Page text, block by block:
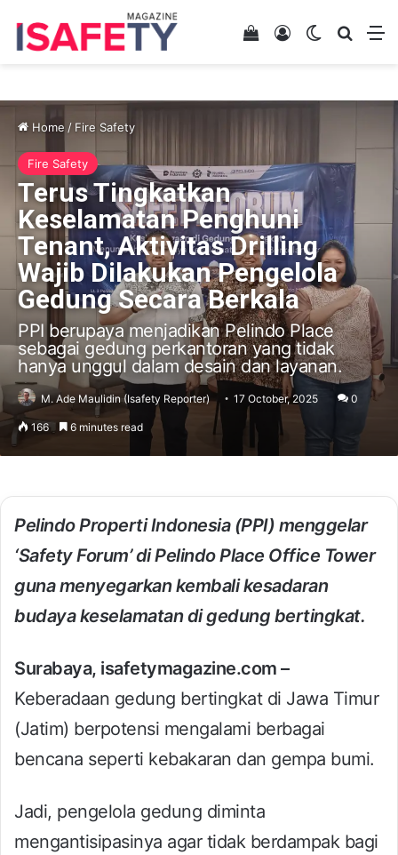
Switch skin
Log In
View your
Home / Fire Safety
Fire Safety
Terus Tingkatkan
Keselamatan Penghuni
Tenant, Aktivitas Drilling
Wajib Dilakukan Pengelola
Gedung Secara Berkala
PPI berupaya menjadikan Pelindo Place
sebagai gedung perkantoran yang tidak
hanya unggul dalam desain dan layanan.
M. Ade Maulidin (Isafety Reporter) 17 October, 2025 0
166 6 minutes read
Pelindo Properti Indonesia (PPI) menggelar
‘Safety Forum’ di Pelindo Place Office Tower
guna menyegarkan kembali kesadaran
budaya keselamatan di gedung bertingkat.
Surabaya, isafetymagazine.com –
Keberadaan gedung bertingkat di Jawa Timur
(Jatim) berpotensi mengalami berbagai
bencana seperti kebakaran dan gempa bumi.
Jadi, pengelola gedung diminta
mengantisipasinya agar tidak berdampak bagi